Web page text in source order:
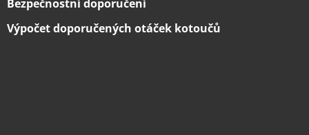
Bezpečnostní doporučení
Výpočet doporučených otáček kotoučů